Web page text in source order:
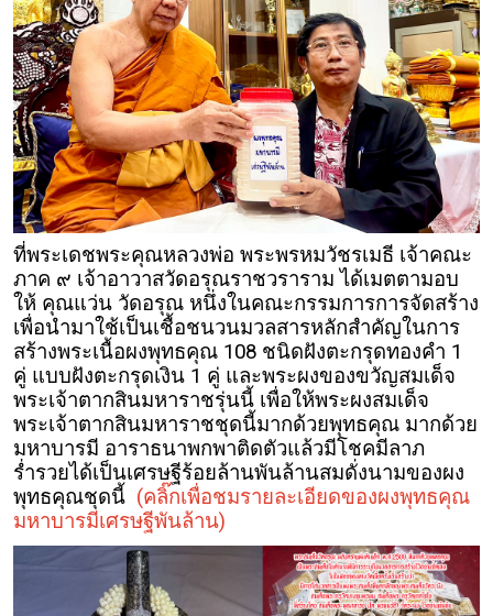
ที่พระเดชพระคุณหลวงพ่อ พระพรหมวัชรเมธี เจ้าคณะ
ภาค ๙ เจ้าอาวาสวัดอรุณราชวราราม ได้เมตตามอบ
ให้ คุณแว่น วัดอรุณ หนึ่งในคณะกรรมการการจัดสร้าง
เพื่อนำมาใช้เป็นเชื้อชนวนมวลสารหลักสำคัญในการ
สร้างพระเนื้อผงพุทธคุณ 108 ชนิดฝังตะกรุดทองคำ 1
คู่ แบบฝังตะกรุดเงิน 1 คู่ และพระผงของขวัญสมเด็จ
พระเจ้าตากสินมหาราชรุ่นนี้ เพื่อให้พระผงสมเด็จ
พระเจ้าตากสินมหาราชชุดนี้มากด้วยพุทธคุณ มากด้วย
มหาบารมี อาราธนาพกพาติดตัวแล้วมีโชคมีลาภ
ร่ำรวยได้เป็นเศรษฐีร้อยล้านพันล้านสมดั่งนามของผง
พุทธคุณชุดนี้ (คลิ๊กเพื่อชมรายละเอียดของผงพุทธคุณ
มหาบารมีเศรษฐีพันล้าน)